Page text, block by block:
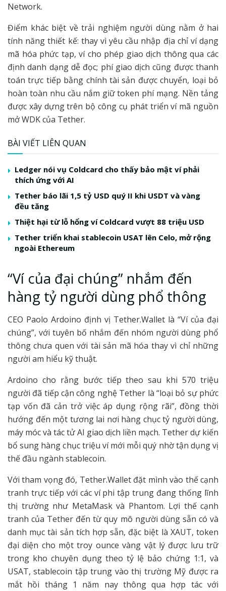
Network.
Điểm khác biệt về trải nghiệm người dùng nằm ở hai
tính năng thiết kế: thay vì yêu cầu nhập địa chỉ ví dạng
mã hóa phức tạp, ví cho phép giao dịch thông qua các
định danh dạng dễ đọc; phí giao dịch cũng được thanh
toán trực tiếp bằng chính tài sản được chuyển, loại bỏ
hoàn toàn nhu cầu nắm giữ token phí mạng. Nền tảng
được xây dựng trên bộ công cụ phát triển ví mã nguồn
mở WDK của Tether.
BÀI VIẾT LIÊN QUAN
Ledger nói vụ Coldcard cho thấy bảo mật ví phải
thích ứng với AI
Tether báo lãi 1,5 tỷ USD quý II khi USDT và vàng
đều tăng
Thiệt hại từ lỗ hổng ví Coldcard vượt 88 triệu USD
Tether triển khai stablecoin USAT lên Celo, mở rộng
ngoài Ethereum
“Ví của đại chúng” nhắm đến
hàng tỷ người dùng phổ thông
CEO Paolo Ardoino định vị Tether.Wallet là “Ví của đại
chúng”, với tuyên bố nhắm đến nhóm người dùng phổ
thông chưa quen với tài sản mã hóa thay vì chỉ những
người am hiểu kỹ thuật.
Ardoino cho rằng bước tiếp theo sau khi 570 triệu
người đã tiếp cận công nghệ Tether là “loại bỏ sự phức
tạp vốn đã cản trở việc áp dụng rộng rãi”, đồng thời
hướng đến một tương lai nơi hàng chục tỷ người dùng,
máy móc và tác tử AI giao dịch liền mạch. Tether dự kiến
bổ sung hàng chục triệu ví mới mỗi quý nhờ tận dụng vị
thế đầu ngành stablecoin.
Với tham vọng đó, Tether.Wallet đặt mình vào thế cạnh
tranh trực tiếp với các ví phi tập trung đang thống lĩnh
thị trường như MetaMask và Phantom. Lợi thế cạnh
tranh của Tether đến từ quy mô người dùng sẵn có và
danh mục tài sản tích hợp sẵn, đặc biệt là XAUT, token
đại diện cho một troy ounce vàng vật lý được lưu trữ
trong kho chuyên dụng theo tỷ lệ bảo chứng 1:1, và
USAT, stablecoin tập trung vào thị trường Mỹ được ra
mắt hồi tháng 1 năm nay thông qua hợp tác với